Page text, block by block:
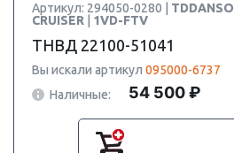
Артикул: 294050-0280 | TDDANSO
CRUISER
1VD-FTV
ТНВД 22100-51041
Вы искали артикул 095000-6737
Наличные:
54 500 ₽